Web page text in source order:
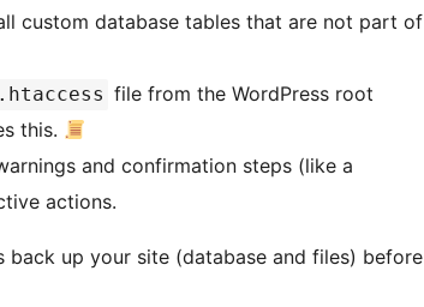
custom database tables that are not part of
.htaccess file from the WordPress root
this.
and confirmation steps (like a
actions.
back up your site (database and files) before